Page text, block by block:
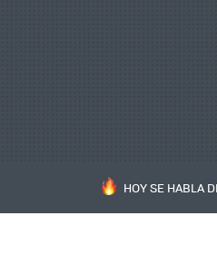
HOY SE HABLA